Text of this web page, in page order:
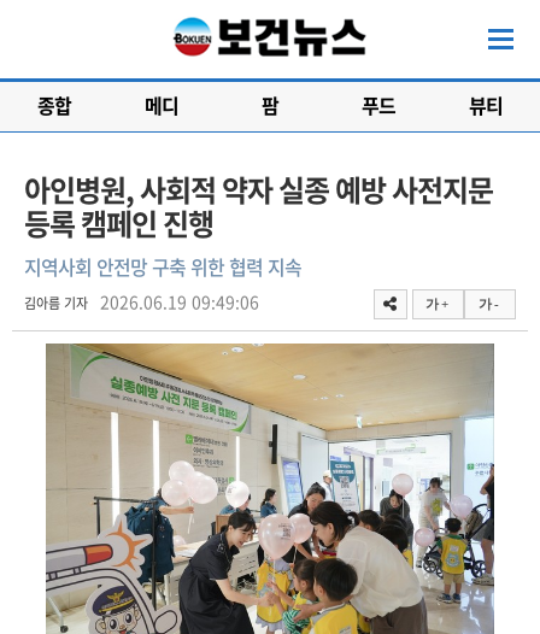
종합 메디 팜 푸드 뷰티
아인병원, 사회적 약자 실종 예방 사전지문
등록 캠페인 진행
지역사회 안전망 구축 위한 협력 지속
김아름 기자 2026.06.19 09:49:06 가 + 가 -